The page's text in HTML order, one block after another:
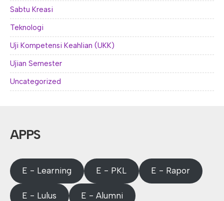
Sabtu Kreasi
Teknologi
Uji Kompetensi Keahlian (UKK)
Ujian Semester
Uncategorized
APPS
E - Learning E - PKL E - Rapor
E - Lulus E - Alumni